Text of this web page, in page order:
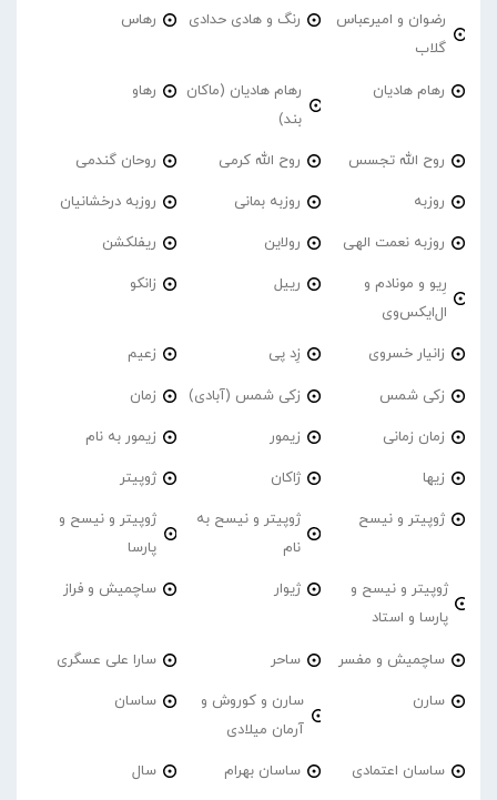
رضوان و امیرعباس
گلاب
رنگ و هادی حدادی رهاس
رهام هادیان
رهام هادیان (ماکان
بند)
رهاو
روح الله تجسس روح الله کرمی روحان گندمی
روزبه روزبه بمانی روزبه درخشانیان
روزبه نعمت الهی رولاین ریفلکشن
رِیو و مونادم و
ال‌ایکس‌وی
رییل زانکو
زانیار خسروی زِد پی زعیم
زکی شمس زکی شمس (آبادی) زمان
زمان زمانی زیمور زیمور به نام
زیها ژاکان ژوپیتر
ژوپیتر و نیسح
ژوپیتر و نیسح به
نام
ژوپیتر و نیسح و
پارسا
ژوپیتر و نیسح و
پارسا و استاد
ژیوار ساچمیش و فراز
ساچمیش و مفسر ساحر سارا علی عسگری
سارن
سارن و کوروش و
آرمان میلادی
ساسان
ساسان اعتمادی ساسان بهرام سال